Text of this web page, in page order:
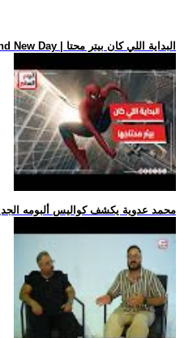
.. فيلم Spider-Man: Brand New Day | البداية اللي كان بيتر محتا
.. محمد عدوية يكشف كواليس ألبومه